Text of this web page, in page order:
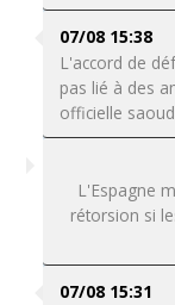
07/08 15:38
L'accord de
pas lié à des
officielle
L'Espagne
rétorsion si
07/08 15:31